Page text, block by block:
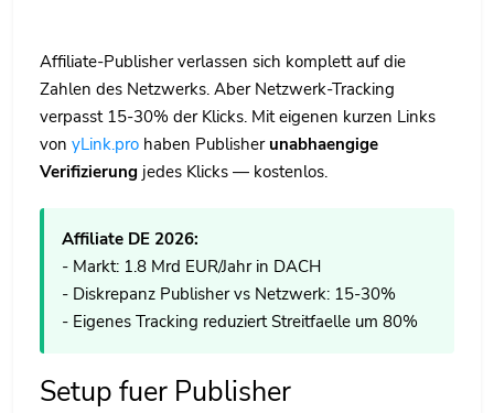
Affiliate-Publisher verlassen sich komplett auf die
Zahlen des Netzwerks. Aber Netzwerk-Tracking
verpasst 15-30% der Klicks. Mit eigenen kurzen Links
von yLink.pro haben Publisher unabhaengige
Verifizierung jedes Klicks — kostenlos.
Affiliate DE 2026:
- Markt: 1.8 Mrd EUR/Jahr in DACH
- Diskrepanz Publisher vs Netzwerk: 15-30%
- Eigenes Tracking reduziert Streitfaelle um 80%
Setup fuer Publisher